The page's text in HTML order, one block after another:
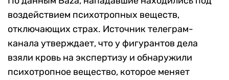
воздействием психотропных веществ,
отключающих страх. Источник телеграм-
канала утверждает, что у фигурантов дела
взяли кровь на экспертизу и обнаружили
психотропное вещество, которое меняет